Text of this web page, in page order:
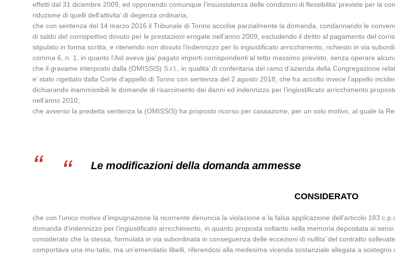
effetti dal 31 dicembre 2009, ed opponendo comunque l’insussistenza delle condizioni di flessibilita’ previste per la
riduzione di quelli dell’attivita’ di degenza ordinaria;
che con sentenza del 14 marzo 2016 il Tribunale di Torino accolse parzialmente la domanda, condannando le
di saldo del corrispettivo dovuto per le prestazioni erogate nell’anno 2009, escludendo il diritto al pagamento del
stipulato in forma scritta, e ritenendo non dovuto l’indennizzo per lo ingiustificato arricchimento, richiesto in via
comma 6, n. 1, in quanto l’Asl aveva gia’ pagato importi corrispondenti al tetto massimo previsto, senza operare
che il gravame interposto dalla (OMISSIS) S.r.l., in qualita’ di conferitaria del ramo d’azienda della Congregazione
e’ stato rigettato dalla Corte d’appello di Torino con sentenza del 2 agosto 2018, che ha accolto invece l’appello
dichiarando inammissibili le domande di risarcimento dei danni ed indennizzo per l’ingiustificato arricchimento
nell’anno 2010;
che avverso la predetta sentenza la (OMISSIS) ha proposto ricorso per cassazione, per un solo motivo, al quale la
Le modificazioni della domanda ammesse
CONSIDERATO
che con l’unico motivo d’impugnazione la ricorrente denuncia la violazione e la falsa applicazione dell’articolo 183
domanda d’indennizzo per l’ingiustificato arricchimento, in quanto proposta soltanto nella memoria depositata ai
considerato che la stessa, formulata in via subordinata in conseguenza delle eccezioni di nullita’ del contratto
comportava una mu-tatio, ma un’emendatio libelli, riferendosi alla medesima vicenda sostanziale allegata a